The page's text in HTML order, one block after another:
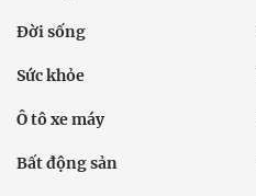
Đời sống
Sức khỏe
Ô tô xe máy
Bất động sản